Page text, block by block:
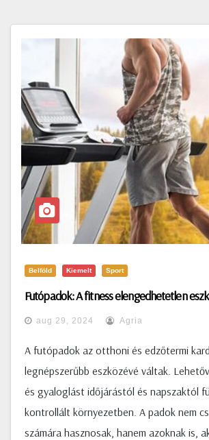
Belföld Kiemelt Sport
Futópadok: A fitness elengedhetetlen
aug 29, 2024 Agria
A futópadok az otthoni és edzőtermi
legnépszerűbb eszközévé váltak.
és gyaloglást időjárástól és napszaktól
kontrollált környezetben. A padok nem
számára hasznosak, hanem azoknak is,